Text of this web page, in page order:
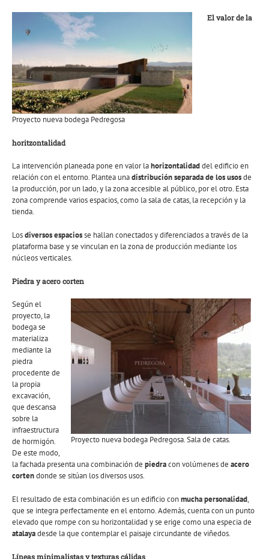
Proyecto nueva bodega Pedregosa
El valor de la
horitzontalidad
La intervención planeada pone en valor lahorizontalidaddel edificio en
relación con el entorno. Plantea unadistribución separada de los usosde
la producción, por un lado, y la zona accesible al público, por el otro. Esta
zona comprende varios espacios, como la sala de catas, la recepción y la
tienda.
Losdiversos espaciosse hallan conectados y diferenciados a través de la
plataforma base y se vinculan en la zona de producción mediante los
núcleos verticales.
Piedra y acero corten
Proyecto nueva bodega Pedregosa. Sala de catas.
Según el
proyecto, la
bodega se
materializa
mediante la
piedra
procedente de
la propia
excavación,
que descansa
sobre la
infraestructura
de hormigón.
De este modo,
la fachada presenta una combinación de piedracon volúmenes de acero
cortendonde se sitúan los diversos usos.
El resultado de esta combinación es un edificio conmucha personalidad,
que se integra perfectamente en el entorno. Además, cuenta con un punto
elevado que rompe con su horizontalidad y se erige como una especia de
atalayadesde la que contemplar el paisaje circundante de viñedos.
Líneas minimalistas y texturas cálidas